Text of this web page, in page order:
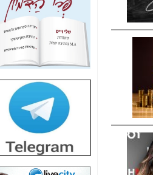
"יש אפליה בחקירה"?
חשיפה: למה השר
משה כחלון לא נחקר
עד היום? -
כאן
חשיפת חשד לשחיתות
הדומה לזו של "תיק
4000" אך בתחום
הסלולר -
חשיפת מה שלא
רוצים שתדעו בעניין
(בניחוח בלתי נסבל) -